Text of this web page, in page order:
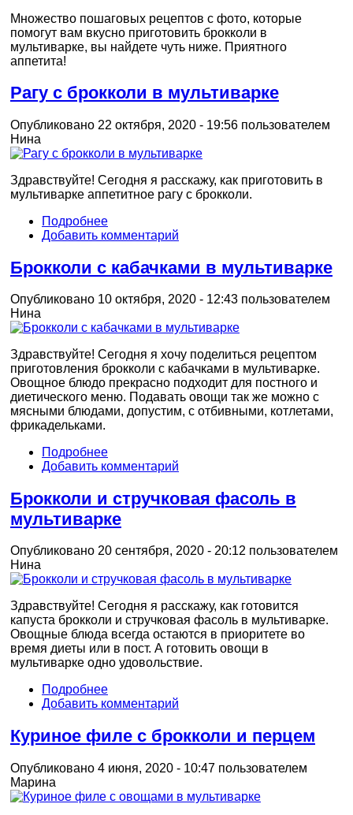
Множество пошаговых рецептов с фото, которые
помогут вам вкусно приготовить брокколи в
мультиварке, вы найдете чуть ниже. Приятного
аппетита!
Рагу с брокколи в мультиварке
Опубликовано 22 октября, 2020 - 19:56 пользователем
Нина
Здравствуйте! Сегодня я расскажу, как приготовить в
мультиварке аппетитное рагу с брокколи.
Подробнее
Добавить комментарий
Брокколи с кабачками в мультиварке
Опубликовано 10 октября, 2020 - 12:43 пользователем
Нина
Здравствуйте! Сегодня я хочу поделиться рецептом
приготовления брокколи с кабачками в мультиварке.
Овощное блюдо прекрасно подходит для постного и
диетического меню. Подавать овощи так же можно с
мясными блюдами, допустим, с отбивными, котлетами,
фрикадельками.
Подробнее
Добавить комментарий
Брокколи и стручковая фасоль в
мультиварке
Опубликовано 20 сентября, 2020 - 20:12 пользователем
Нина
Здравствуйте! Сегодня я расскажу, как готовится
капуста брокколи и стручковая фасоль в мультиварке.
Овощные блюда всегда остаются в приоритете во
время диеты или в пост. А готовить овощи в
мультиварке одно удовольствие.
Подробнее
Добавить комментарий
Куриное филе с брокколи и перцем
Опубликовано 4 июня, 2020 - 10:47 пользователем
Марина